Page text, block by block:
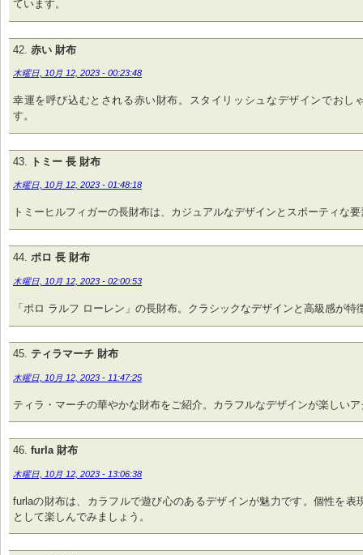
ています。
赤い 財布
木曜日, 10月 12, 2023 - 00:23:48
幸運を呼び込むとされる赤い財布。スタイリッシュなデザインでおし
す。
トミー 長 財布
木曜日, 10月 12, 2023 - 01:48:18
トミーヒルフィガーの長財布は、カジュアルなデザインとスポーティな
ポロ 長 財布
木曜日, 10月 12, 2023 - 02:00:53
「ポロ ラルフ ローレン」の長財布。クラシックなデザインと高級感が特
ティラマーチ 財布
木曜日, 10月 12, 2023 - 11:47:25
ティラ・マーチの華やかな財布をご紹介。カラフルなデザインが楽しい
furla 財布
木曜日, 10月 12, 2023 - 13:06:38
furlaの財布は、カラフルで遊び心のあるデザインが魅力です。個性を表
として楽しんでみましょう。